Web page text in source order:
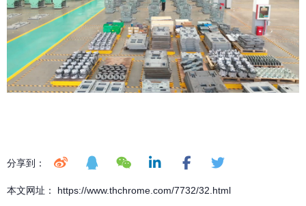
分享到：
本文网址： https://www.thchrome.com/7732/32.html